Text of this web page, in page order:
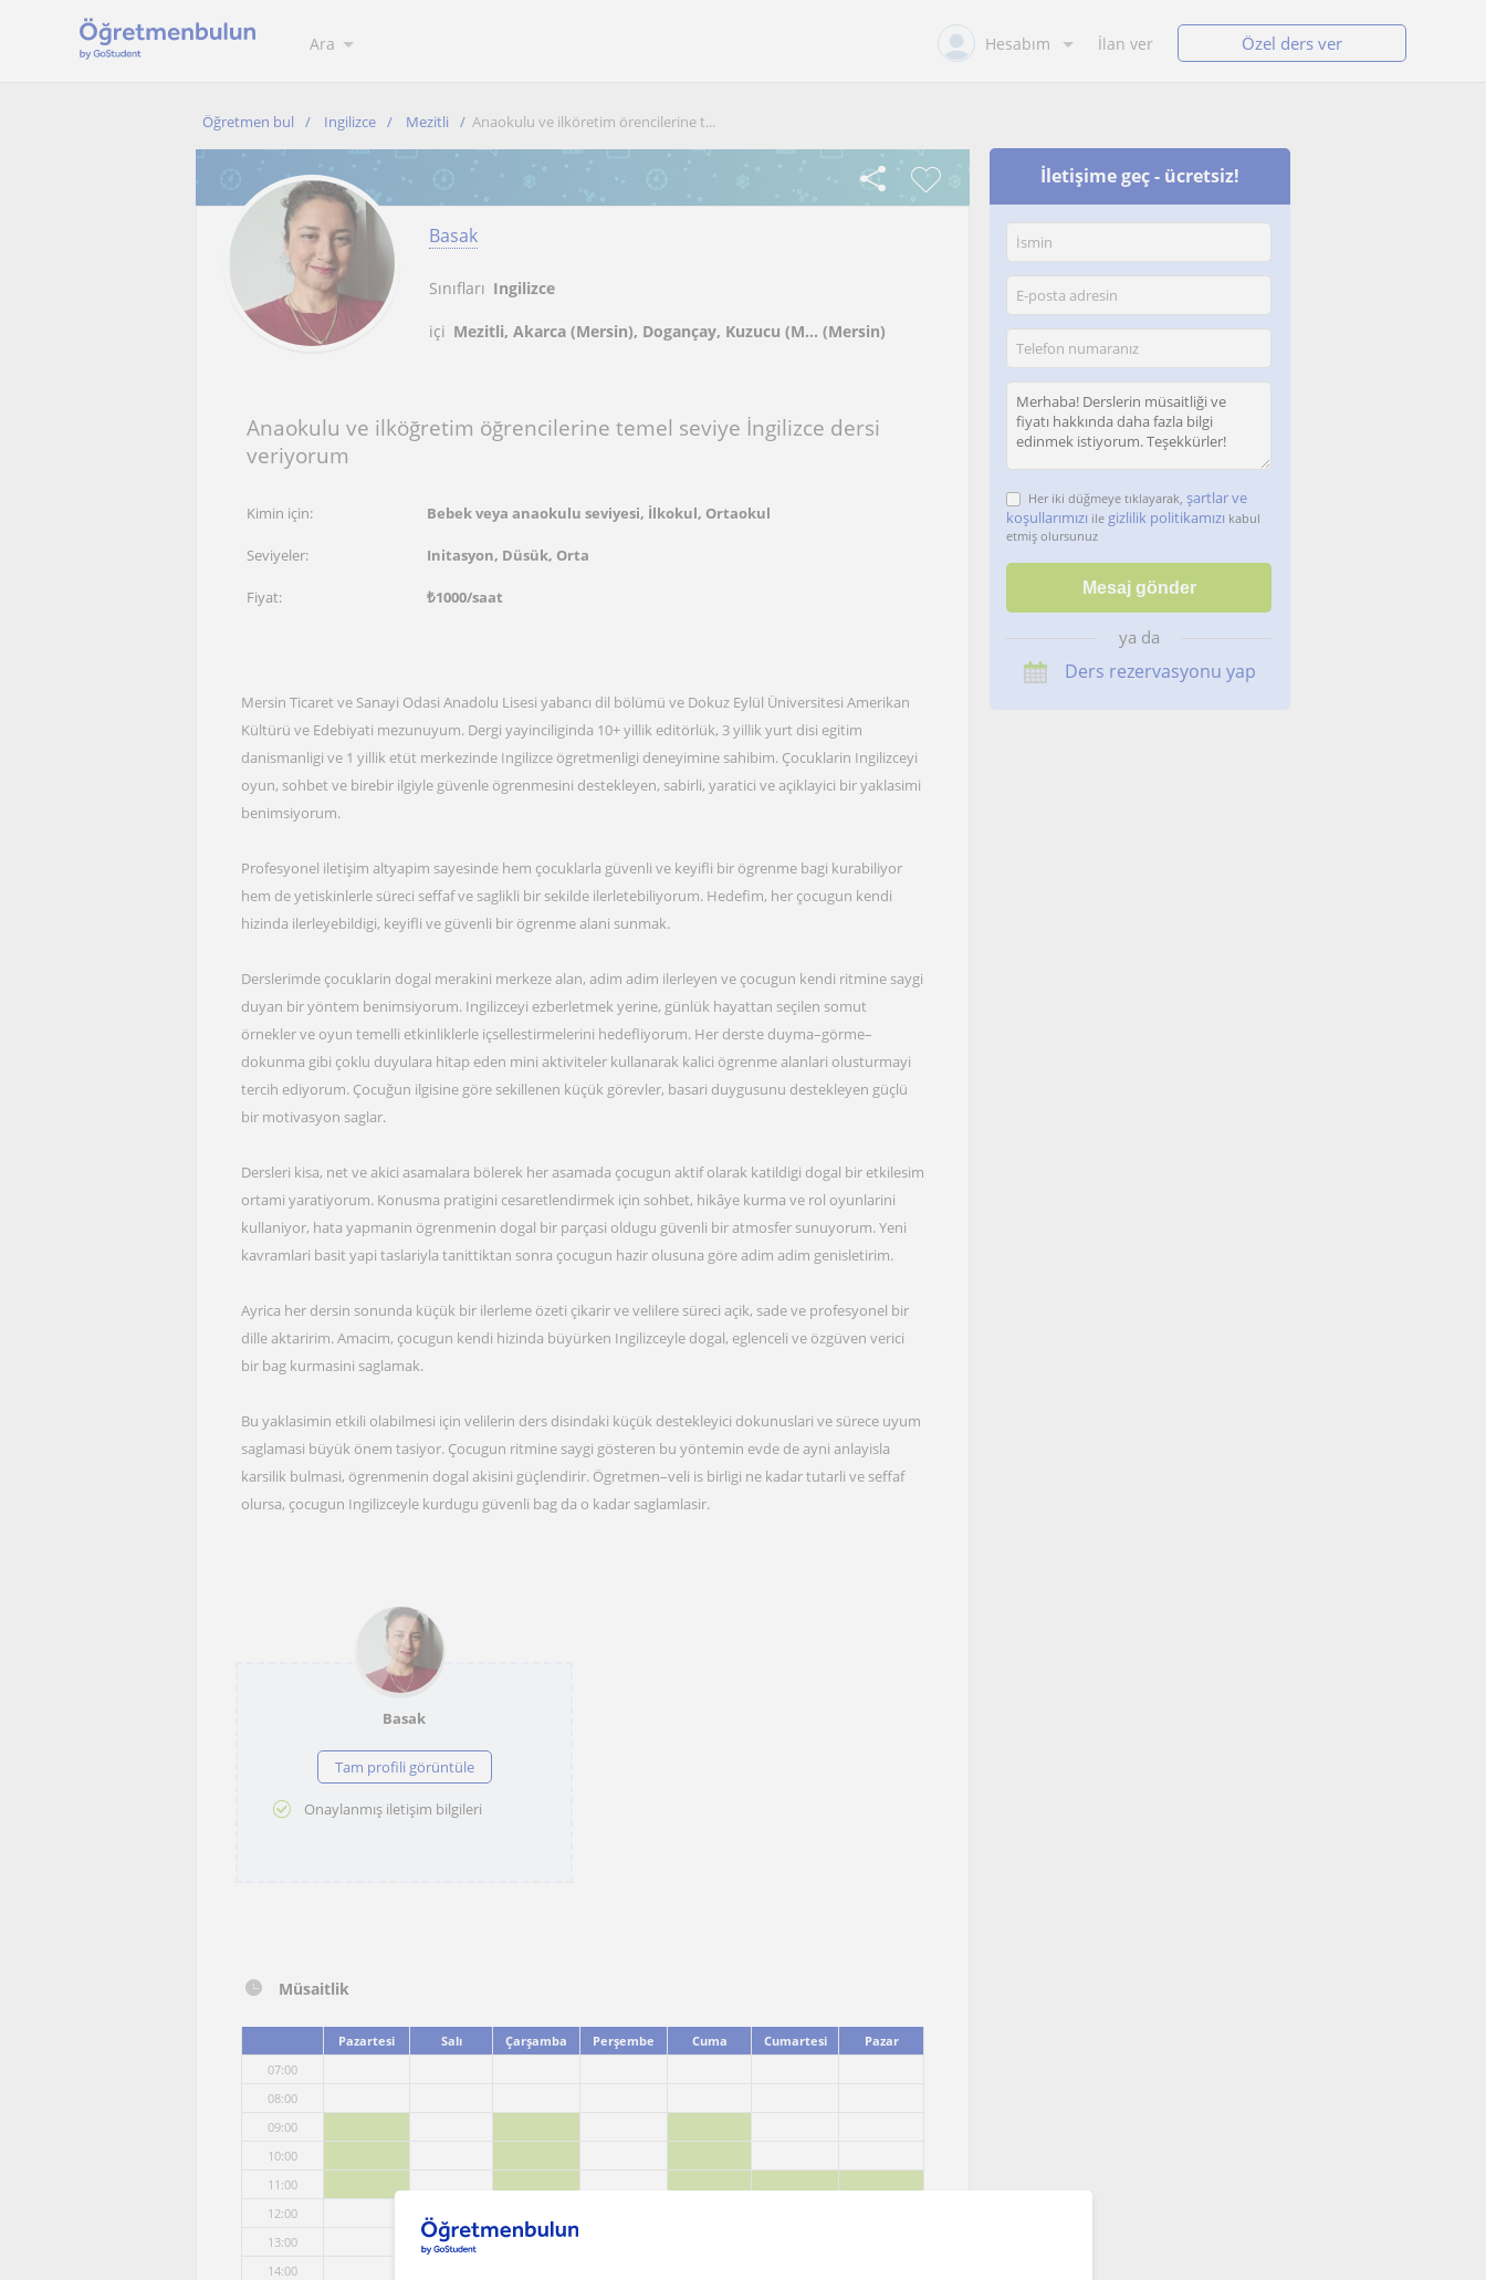
Ara Hesabım İlan ver Özel ders ver
Öğretmen bul Ingilizce Mezitli Anaokulu ve ilköretim örencilerine t...
Basak
Sınıfları Ingilizce
içi Mezitli, Akarca (Mersin), Dogançay, Kuzucu (M... (Mersin)
Anaokulu ve ilköğretim öğrencilerine temel seviye İngilizce dersi
veriyorum
Kimin için: Bebek veya anaokulu seviyesi, İlkokul, Ortaokul
Seviyeler: Initasyon, Düsük, Orta
Fiyat: ₺1000/saat
Mersin Ticaret ve Sanayi Odasi Anadolu Lisesi yabancı dil bölümü ve Dokuz Eylül Üniversitesi Amerikan
Kültürü ve Edebiyati mezunuyum. Dergi yayinciliginda 10+ yillik editörlük, 3 yillik yurt disi egitim
danismanligi ve 1 yillik etüt merkezinde Ingilizce ögretmenligi deneyimine sahibim. Çocuklarin Ingilizceyi
oyun, sohbet ve birebir ilgiyle güvenle ögrenmesini destekleyen, sabirli, yaratici ve açiklayici bir yaklasimi
benimsiyorum.
Profesyonel iletişim altyapim sayesinde hem çocuklarla güvenli ve keyifli bir ögrenme bagi kurabiliyor
hem de yetiskinlerle süreci seffaf ve saglikli bir sekilde ilerletebiliyorum. Hedefim, her çocugun kendi
hizinda ilerleyebildigi, keyifli ve güvenli bir ögrenme alani sunmak.
Derslerimde çocuklarin dogal merakini merkeze alan, adim adim ilerleyen ve çocugun kendi ritmine saygi
duyan bir yöntem benimsiyorum. Ingilizceyi ezberletmek yerine, günlük hayattan seçilen somut
örnekler ve oyun temelli etkinliklerle içsellestirmelerini hedefliyorum. Her derste duyma–görme–
dokunma gibi çoklu duyulara hitap eden mini aktiviteler kullanarak kalici ögrenme alanlari olusturmayi
tercih ediyorum. Çocuğun ilgisine göre sekillenen küçük görevler, basari duygusunu destekleyen güçlü
bir motivasyon saglar.
Dersleri kisa, net ve akici asamalara bölerek her asamada çocugun aktif olarak katildigi dogal bir etkilesim
ortami yaratiyorum. Konusma pratigini cesaretlendirmek için sohbet, hikâye kurma ve rol oyunlarini
kullaniyor, hata yapmanin ögrenmenin dogal bir parçasi oldugu güvenli bir atmosfer sunuyorum. Yeni
kavramlari basit yapi taslariyla tanittiktan sonra çocugun hazir olusuna göre adim adim genisletirim.
Ayrica her dersin sonunda küçük bir ilerleme özeti çikarir ve velilere süreci açik, sade ve profesyonel bir
dille aktaririm. Amacim, çocugun kendi hizinda büyürken Ingilizceyle dogal, eglenceli ve özgüven verici
bir bag kurmasini saglamak.
Bu yaklasimin etkili olabilmesi için velilerin ders disindaki küçük destekleyici dokunuslari ve sürece uyum
saglamasi büyük önem tasiyor. Çocugun ritmine saygi gösteren bu yöntemin evde de ayni anlayisla
karsilik bulmasi, ögrenmenin dogal akisini güçlendirir. Ögretmen–veli is birligi ne kadar tutarli ve seffaf
olursa, çocugun Ingilizceyle kurdugu güvenli bag da o kadar saglamlasir.
Basak
Tam profili görüntüle
Onaylanmış iletişim bilgileri
Müsaitlik
Pazartesi Salı Çarşamba Perşembe Cuma Cumartesi
Pazar
07:00
08:00
09:00
10:00
11:00
12:00
13:00
14:00
İletişime geç - ücretsiz!
Her iki düğmeye tıklayarak, şartlar ve
koşullarımızı ile gizlilik politikamızı kabul
etmiş olursunuz
ya da
Ders rezervasyonu yap